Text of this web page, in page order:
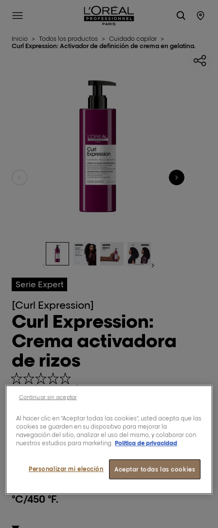
L'Oréal Professionnel Paris
SITE MENU
Inicio > Todos los productos > Cuidado capilar >
Curl Expression: Activador de definición de crema en gelatina.
Serie Expert
[Curl Expression]
Curl Expression:
Crema activadora
de rizos
0,0/5 (0 Reviews)
Activa la definición de los rizos.
°C/450 °F.
Comprar ahora
BUSCAR UN SALÓN
Al hacer clic en “Aceptar todas las cookies”, usted acepta que las
cookies se guarden en su dispositivo para mejorar la
navegación del sitio, analizar el uso del mismo, y colaborar con
nuestros estudios para marketing. Política de privacidad
Aceptar todas las cookies
Personalizar mi elección
Continuar sin aceptar